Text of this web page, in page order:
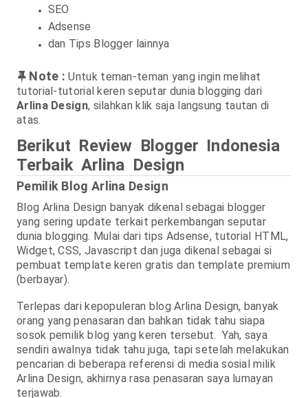
SEO
Adsense
dan Tips Blogger lainnya
Note : Untuk teman-teman yang ingin melihat
tutorial-tutorial keren seputar dunia blogging dari
Arlina Design, silahkan klik saja langsung tautan di
atas.
Berikut Review Blogger Indonesia
Terbaik Arlina Design
Pemilik Blog Arlina Design
Blog Arlina Design banyak dikenal sebagai blogger
yang sering update terkait perkembangan seputar
dunia blogging. Mulai dari tips Adsense, tutorial HTML,
Widget, CSS, Javascript dan juga dikenal sebagai si
pembuat template keren gratis dan template premium
(berbayar).
Terlepas dari kepopuleran blog Arlina Design, banyak
orang yang penasaran dan bahkan tidak tahu siapa
sosok pemilik blog yang keren tersebut. Yah, saya
sendiri awalnya tidak tahu juga, tapi setelah melakukan
pencarian di beberapa referensi di media sosial milik
Arlina Design, akhirnya rasa penasaran saya lumayan
terjawab.